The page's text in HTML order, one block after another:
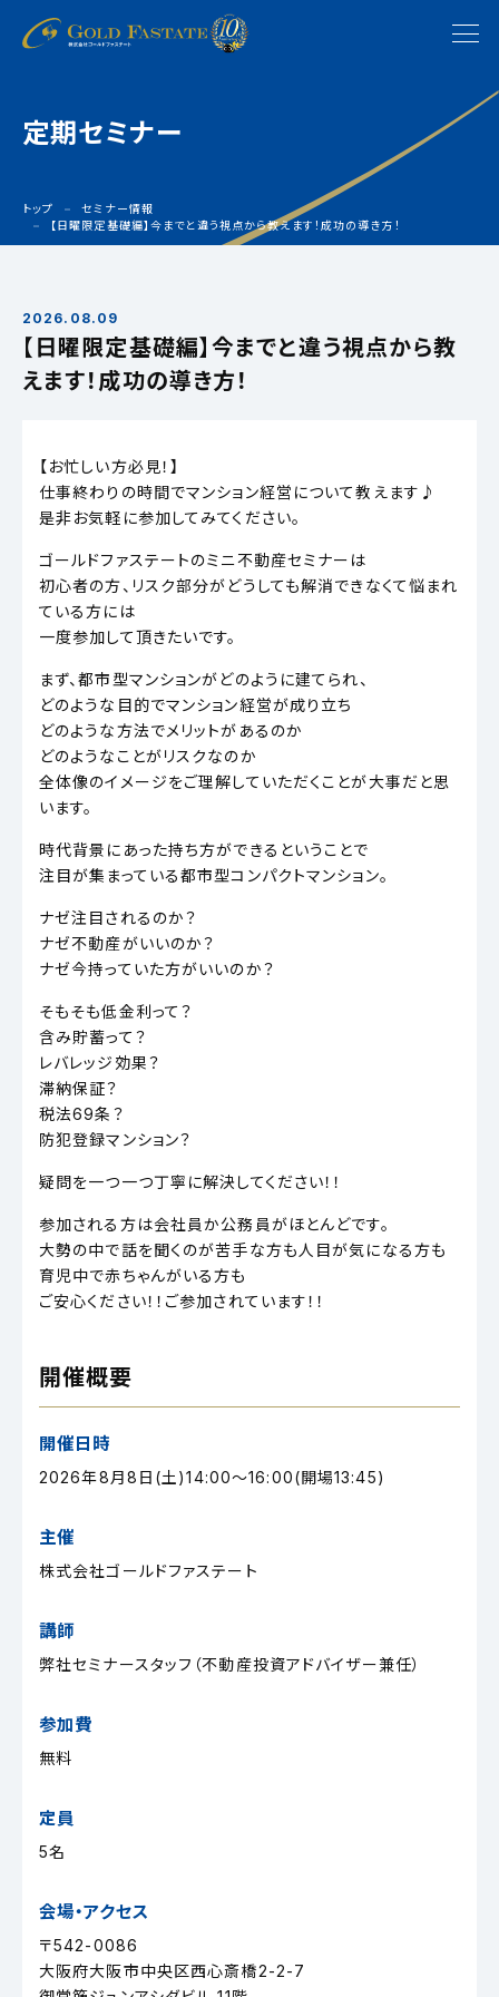
定期セミナー
トップ
セミナー情報
【日曜限定基礎編】今までと違う視点から教えます！成功の導き方！
2026.08.09
【日曜限定基礎編】今までと違う視点から教
えます！成功の導き方！
【お忙しい方必見！】
仕事終わりの時間でマンション経営について教えます♪
是非お気軽に参加してみてください。
ゴールドファステートのミニ不動産セミナーは
初心者の方、リスク部分がどうしても解消できなくて悩まれ
ている方には
一度参加して頂きたいです。
まず、都市型マンションがどのように建てられ、
どのような目的でマンション経営が成り立ち
どのような方法でメリットがあるのか
どのようなことがリスクなのか
全体像のイメージをご理解していただくことが大事だと思
います。
時代背景にあった持ち方ができるということで
注目が集まっている都市型コンパクトマンション。
ナゼ注目されるのか？
ナゼ不動産がいいのか？
ナゼ今持っていた方がいいのか？
そもそも低金利って？
含み貯蓄って？
レバレッジ効果？
滞納保証？
税法69条？
防犯登録マンション？
疑問を一つ一つ丁寧に解決してください！！
参加される方は会社員か公務員がほとんどです。
大勢の中で話を聞くのが苦手な方も人目が気になる方も
育児中で赤ちゃんがいる方も
ご安心ください！！ご参加されています！！
開催概要
開催日時
2026年8月8日(土)14:00～16:00(開場13:45)
主催
株式会社ゴールドファステート
講師
弊社セミナースタッフ（不動産投資アドバイザー兼任）
参加費
無料
定員
5名
会場・アクセス
〒542-0086
大阪府大阪市中央区西心斎橋2-2-7